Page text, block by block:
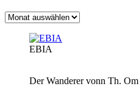
Archiv
EBIA
Der Wanderer vonn Th. Om